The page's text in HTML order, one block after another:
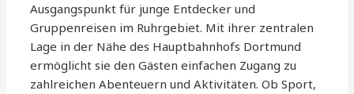
Ausgangspunkt für junge Entdecker und
Gruppenreisen im Ruhrgebiet. Mit ihrer zentralen
Lage in der Nähe des Hauptbahnhofs Dortmund
ermöglicht sie den Gästen einfachen Zugang zu
zahlreichen Abenteuern und Aktivitäten. Ob Sport,